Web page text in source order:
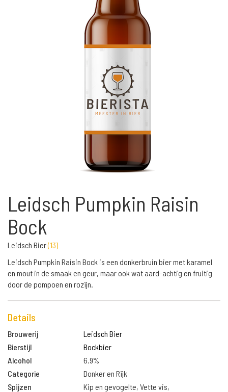
Leidsch Pumpkin Raisin
Bock
Leidsch Bier(13)
Leidsch Pumpkin Raisin Bock is een donkerbruin bier met karamel
en mout in de smaak en geur, maar ook wat aard-achtig en fruitig
door de pompoen en rozijn.
Details
Brouwerij
Leidsch Bier
Bierstijl
Bockbier
Alcohol
6.9%
Categorie
Donker en Rijk
Spijzen
Kip en gevogelte, Vette vis,